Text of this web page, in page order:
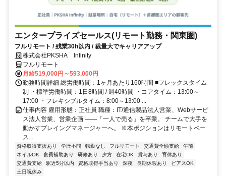
エンタープライズセールス(リモート勤務・関東圏)
フルリモート / 残業30h以内 / 裁量大でキャリアアップ
株式会社PKSHA Infinity
フルリモート
月給519,000円～593,000円
勤務時間詳細 総労働時間：1ヶ月あたり160時間 ■フレックスタイム
制 ・標準労働時間：1日8時間 / 週40時間 ・コアタイム：13:00～
17:00 ・フレキシブルタイム：8:00～13:00 ...
仕事内容 雇用形態：正社員 職種：IT/通信製品法人営業、Webサービ
ス法人営業、営業企画 ――「一人で売る」を卒業。 チームで大手を
動かすプレイングマネージャーへ。 ※本ポジションはリモートベー
ス...
資格取得支援あり 学歴不問 転勤なし フルリモート 交通費全額支給
午前
ネイルOK
食費補助あり 研修あり 夕方 在宅OK 賞与あり
育休あり
交通費支給
駅近5分以内 資格取得手当あり 深夜 長期休暇あり
ピアスOK
土日祝休み